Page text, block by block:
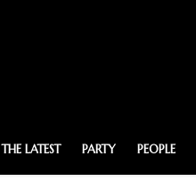
THE LATEST PARTY PEOPLE